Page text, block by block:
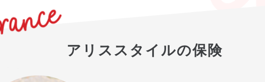
アリススタイルの保険